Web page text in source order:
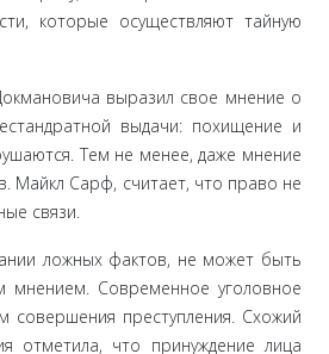
которые осуществляют тайную
выразил свое мнение о
выдачи: похищение и
Тем не менее, даже мнение
Майкл Сарф, считает, что право не
связи.
ложных фактов, не может быть
мнением. Современное уголовное
преступления. Схожий
отметила, что принуждение лица